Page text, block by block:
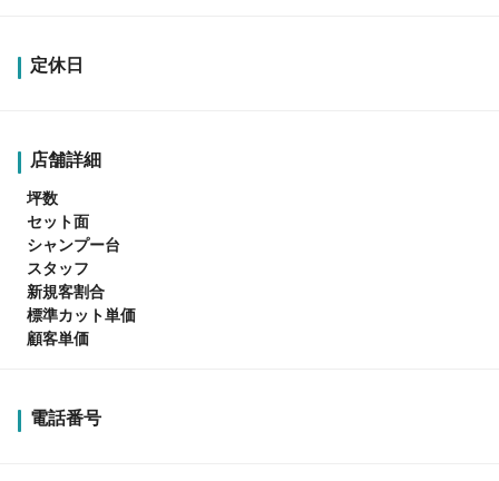
定休日
店舗詳細
坪数
セット面
シャンプー台
スタッフ
新規客割合
標準カット単価
顧客単価
電話番号